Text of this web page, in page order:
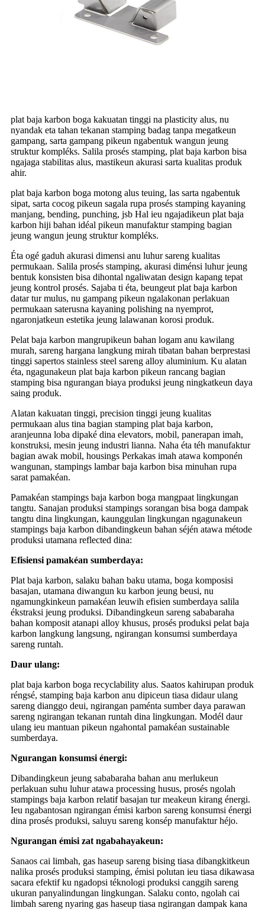
plat baja karbon boga kakuatan tinggi na plasticity alus, nu
nyandak eta tahan tekanan stamping badag tanpa megatkeun
gampang, sarta gampang pikeun ngabentuk wangun jeung
struktur kompléks. Salila prosés stamping, plat baja karbon bisa
ngajaga stabilitas alus, mastikeun akurasi sarta kualitas produk
ahir.
plat baja karbon boga motong alus teuing, las sarta ngabentuk
sipat, sarta cocog pikeun sagala rupa prosés stamping kayaning
manjang, bending, punching, jsb Hal ieu ngajadikeun plat baja
karbon hiji bahan idéal pikeun manufaktur stamping bagian
jeung wangun jeung struktur kompléks.
Éta ogé gaduh akurasi dimensi anu luhur sareng kualitas
permukaan. Salila prosés stamping, akurasi diménsi luhur jeung
bentuk konsisten bisa dihontal ngaliwatan design kapang tepat
jeung kontrol prosés. Sajaba ti éta, beungeut plat baja karbon
datar tur mulus, nu gampang pikeun ngalakonan perlakuan
permukaan saterusna kayaning polishing na nyemprot,
ngaronjatkeun estetika jeung lalawanan korosi produk.
Pelat baja karbon mangrupikeun bahan logam anu kawilang
murah, sareng hargana langkung mirah tibatan bahan berprestasi
tinggi sapertos stainless steel sareng alloy aluminium. Ku alatan
éta, ngagunakeun plat baja karbon pikeun rancang bagian
stamping bisa ngurangan biaya produksi jeung ningkatkeun daya
saing produk.
Alatan kakuatan tinggi, precision tinggi jeung kualitas
permukaan alus tina bagian stamping plat baja karbon,
aranjeunna loba dipaké dina elevators, mobil, panerapan imah,
konstruksi, mesin jeung industri lianna. Naha éta téh manufaktur
bagian awak mobil, housings Perkakas imah atawa komponén
wangunan, stampings lambar baja karbon bisa minuhan rupa
sarat pamakéan.
Pamakéan stampings baja karbon boga mangpaat lingkungan
tangtu. Sanajan produksi stampings sorangan bisa boga dampak
tangtu dina lingkungan, kaunggulan lingkungan ngagunakeun
stampings baja karbon dibandingkeun bahan séjén atawa métode
produksi utamana reflected dina:
Efisiensi pamakéan sumberdaya:
Plat baja karbon, salaku bahan baku utama, boga komposisi
basajan, utamana diwangun ku karbon jeung beusi, nu
ngamungkinkeun pamakéan leuwih efisien sumberdaya salila
ékstraksi jeung produksi. Dibandingkeun sareng sababaraha
bahan komposit atanapi alloy khusus, prosés produksi pelat baja
karbon langkung langsung, ngirangan konsumsi sumberdaya
sareng runtah.
Daur ulang:
plat baja karbon boga recyclability alus. Saatos kahirupan produk
réngsé, stamping baja karbon anu dipiceun tiasa didaur ulang
sareng dianggo deui, ngirangan paménta sumber daya parawan
sareng ngirangan tekanan runtah dina lingkungan. Modél daur
ulang ieu mantuan pikeun ngahontal pamakéan sustainable
sumberdaya.
Ngurangan konsumsi énergi:
Dibandingkeun jeung sababaraha bahan anu merlukeun
perlakuan suhu luhur atawa processing husus, prosés ngolah
stampings baja karbon relatif basajan tur meakeun kirang énergi.
Ieu ngabantosan ngirangan émisi karbon sareng konsumsi énergi
dina prosés produksi, saluyu sareng konsép manufaktur héjo.
Ngurangan émisi zat ngabahayakeun:
Sanaos cai limbah, gas haseup sareng bising tiasa dibangkitkeun
nalika prosés produksi stamping, émisi polutan ieu tiasa dikawasa
sacara efektif ku ngadopsi téknologi produksi canggih sareng
ukuran panyalindungan lingkungan. Salaku conto, ngolah cai
limbah sareng nyaring gas haseup tiasa ngirangan dampak kana